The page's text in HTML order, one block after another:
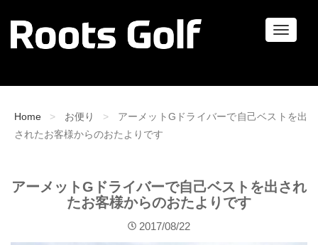
ナ
ョ
Home お便り
アーメットGドライバーで自己ベストを出
されたお客様からのおたよりです
アーメットGドライバーで自己ベストを出され
たお客様からのおたよりです
2017/08/22